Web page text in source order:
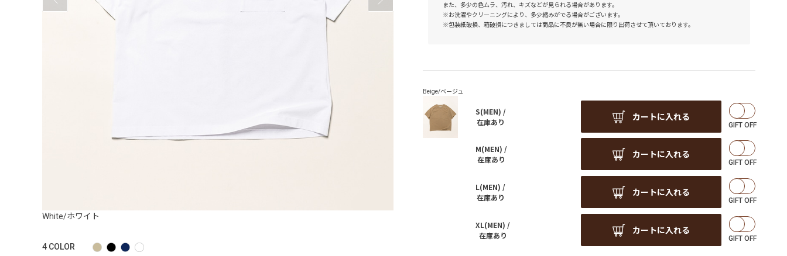
White/ホワイト
4 COLOR
また、多少の色ムラ、汚れ、キズなどが見られる場合があります。
※お洗濯やクリーニングにより、多少縮みがでる場合がございます。
※包装紙破損、箱破損につきましては商品に不良が無い場合に限り出荷させて頂いております。
S(MEN) /
在庫あり
カートに入れる
M(MEN) /
在庫あり
カートに入れる
L(MEN) /
在庫あり
カートに入れる
XL(MEN) /
在庫あり
カートに入れる